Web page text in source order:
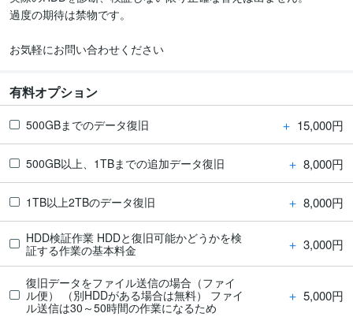
過度の期待は禁物です。
有料オプション
500GBまでのデータ復旧 ＋ 15,000円
500GB以上、1TBまでの追加データ復旧 ＋ 8,000円
1TB以上2TBのデータ復旧 ＋ 8,000円
HDD検証作業 HDDと復旧可能かどうかを検
証する作業の基本料金
＋ 3,000円
復旧データをファイル送信の場合（ファイ
ル便） （別HDDがある場合は無料） ファイ
ル送信は30～50時間の作業になるため
＋ 5,000円